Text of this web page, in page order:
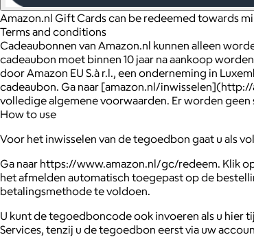
Amazon.nl Gift Cards can be redeemed towards
Terms and conditions
Cadeaubonnen van Amazon.nl kunnen alleen
cadeaubon moet binnen 10 jaar na aankoop
door Amazon EU S.à r.l., een onderneming in
cadeaubon. Ga naar [amazon.nl/
volledige algemene voorwaarden. Er worden
How to use
Voor het inwisselen van de tegoedbon gaat u als
Ga naar https://www.amazon.nl/gc/redeem. Klik
het afmelden automatisch toegepast op de
betalingsmethode te voldoen.
U kunt de tegoedboncode ook invoeren als u hier
Services, tenzij u de tegoedbon eerst via uw